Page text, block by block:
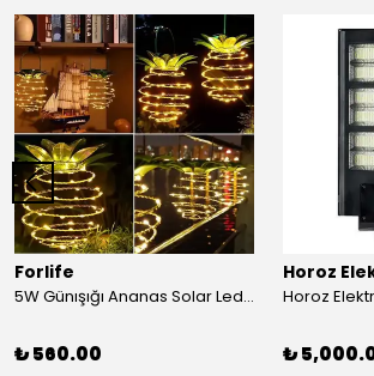
Forlife
5W Günışığı Ananas Solar Led Aydınlatma Bahçe Balkon Aydınlatma
₺ 560.00
Horoz
₺